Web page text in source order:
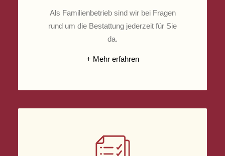
Als Familienbetrieb sind wir bei Fragen
rund um die Bestattung jederzeit für Sie
da.
+ Mehr erfahren